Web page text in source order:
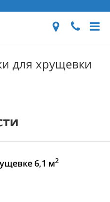
для хрущевки
6,1 м2